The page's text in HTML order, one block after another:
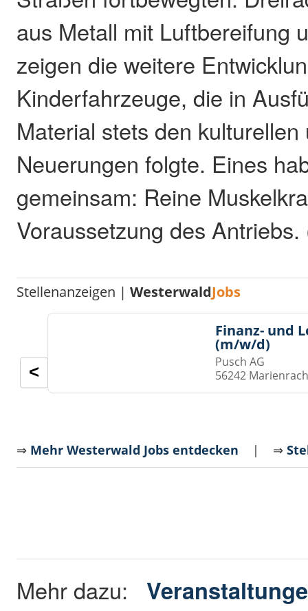
aus Metall mit Luftbereifung
zeigen die weitere
Kinderfahrzeuge, die in
Material stets den
Neuerungen folgte. Eines
gemeinsam: Reine
Voraussetzung des Antriebs.
Stellenanzeigen |WesterwaldJobs
Finanz- und
(m/w/d)
Pusch AG
56242
<
⇒ Mehr Westerwald Jobs entdecken | ⇒
Mehr dazu: